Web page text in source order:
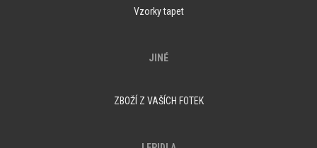
Vzorky tapet
JINÉ
ZBOŽÍ Z VAŠÍCH FOTEK